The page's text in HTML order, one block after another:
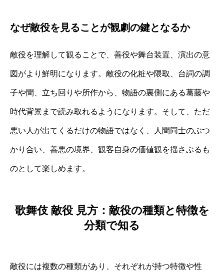
なぜ敵役を見ることが観劇の鍵となるか
敵役を理解して観ることで、善役や舞台装置、演出の意
図がより鮮明になります。敵役の化粧や隈取、台詞の調
子や間、立ち回りや所作から、物語の裏側にある葛藤や
時代背景まで読み取れるようになります。そして、ただ
悪い人が出てくるだけの物語ではなく、人間同士のぶつ
かり合い、善悪の境界、観客自身の価値観を揺さぶるも
のとして楽しめます。
歌舞伎 敵役 見方：敵役の種類と特徴を
分類で知る
敵役には複数の種類があり、それぞれが持つ特徴や性